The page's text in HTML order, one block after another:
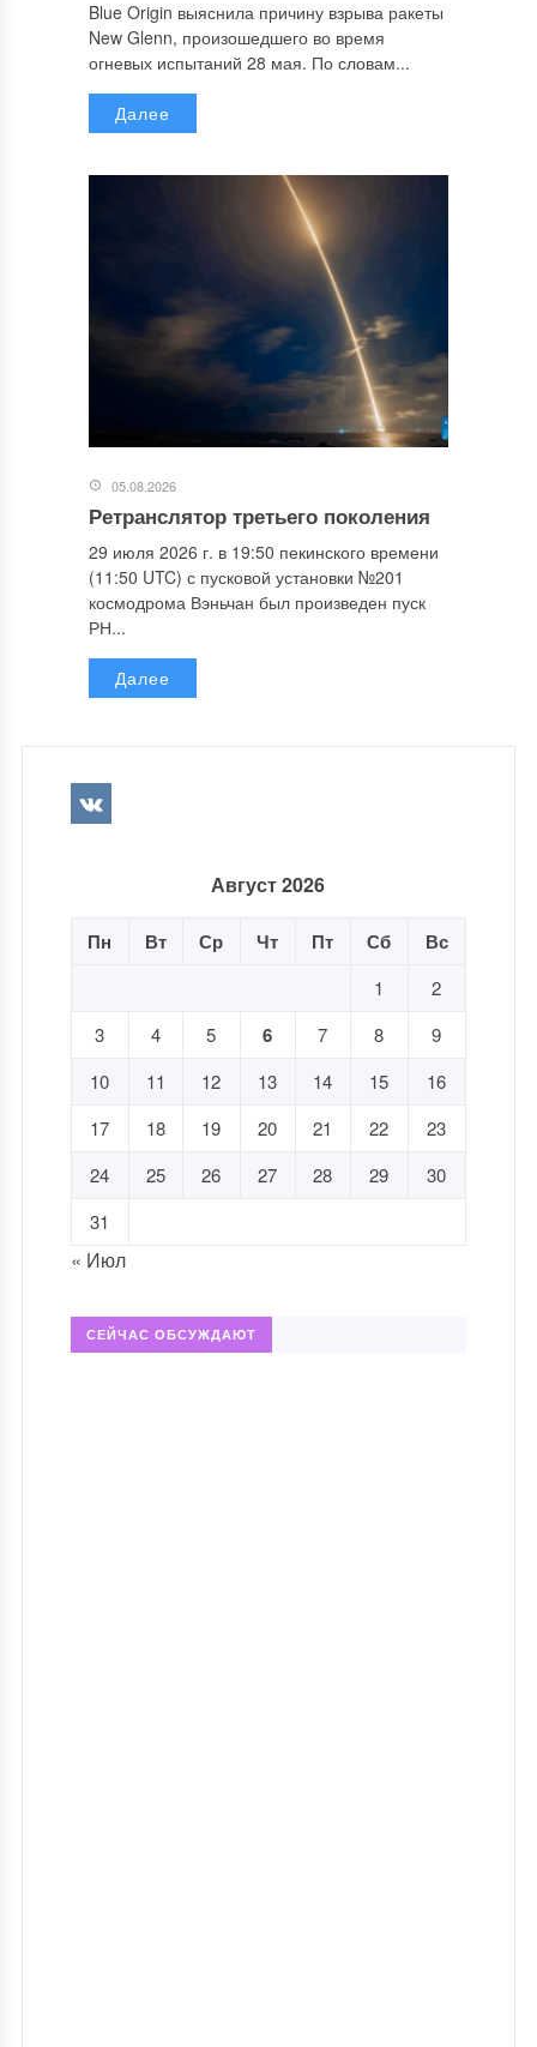
Blue Origin выяснила причину взрыва ракеты
New Glenn, произошедшего во время
огневых испытаний 28 мая. По словам...
Далее
05.08.2026
Ретранслятор третьего поколения
29 июля 2026 г. в 19:50 пекинского времени
(11:50 UTC) с пусковой установки №201
космодрома Вэньчан был произведен пуск
РН...
Далее
Август 2026
Пн Вт Ср Чт Пт Сб Вс
1
2
3
4 5 6 7 8
9
10
11 12 13 14 15
16
17
18 19 20 21 22
23
24
25 26 27 28 29
30
31
« Июл
СЕЙЧАС ОБСУЖДАЮТ